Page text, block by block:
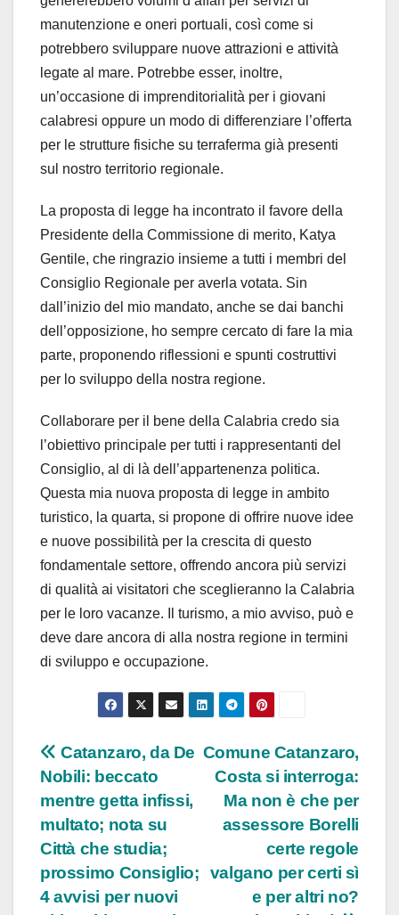
manutenzione e oneri portuali, così come si
potrebbero sviluppare nuove attrazioni e attività
legate al mare. Potrebbe esser, inoltre,
un’occasione di imprenditorialità per i giovani
calabresi oppure un modo di differenziare l’offerta
per le strutture fisiche su terraferma già presenti
sul nostro territorio regionale.
La proposta di legge ha incontrato il favore della
Presidente della Commissione di merito, Katya
Gentile, che ringrazio insieme a tutti i membri del
Consiglio Regionale per averla votata. Sin
dall’inizio del mio mandato, anche se dai banchi
dell’opposizione, ho sempre cercato di fare la mia
parte, proponendo riflessioni e spunti costruttivi
per lo sviluppo della nostra regione.
Collaborare per il bene della Calabria credo sia
l’obiettivo principale per tutti i rappresentanti del
Consiglio, al di là dell’appartenenza politica.
Questa mia nuova proposta di legge in ambito
turistico, la quarta, si propone di offrire nuove idee
e nuove possibilità per la crescita di questo
fondamentale settore, offrendo ancora più servizi
di qualità ai visitatori che sceglieranno la Calabria
per le loro vacanze. Il turismo, a mio avviso, può e
deve dare ancora di alla nostra regione in termini
di sviluppo e occupazione.
Navigazione
articoli
Comune Catanzaro,
Costa si interroga:
Ma non è che per
assessore Borelli
certe regole
valgano per certi sì
e per altri no?
Catanzaro, da De
Nobili: beccato
mentre getta infissi,
multato; nota su
Città che studia;
prossimo Consiglio;
4 avvisi per nuovi